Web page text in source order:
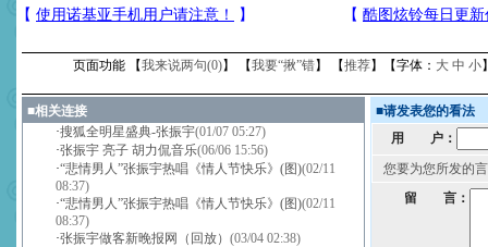
页面功能 【我来说两句(0)】 【我要“揪”错】 【推荐】【字体： 大 中 小
■相关连接
·搜狐全明星盛典-张振宇(01/07 05:27)
·张振宇 亮子 胡力侃音乐(06/06 15:56)
·“悲情男人”张振宇热唱《情人节快乐》(图)(02/11
08:37)
·“悲情男人”张振宇热唱《情人节快乐》(图)(02/11
08:37)
·张振宇做客新晚报网（回放） (03/04 02:38)
■请发表您的看法
用 户：
您要为您所发的
留 言：